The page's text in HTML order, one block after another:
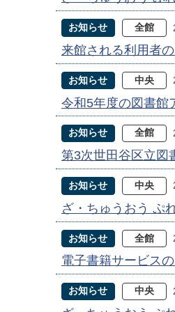
お知らせ 全館
来館される利用者
お知らせ 中央
令和5年度の図書館
お知らせ 全館
第3次世田谷区立図
お知らせ 中央
ざ・ちゅうおう ぷ
お知らせ 全館
電子書籍サービス
お知らせ 中央